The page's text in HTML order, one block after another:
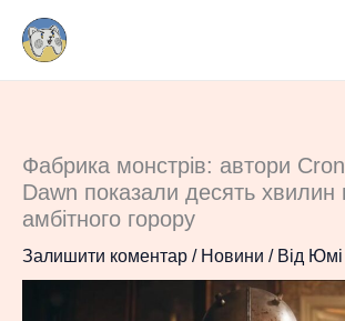
Перейти
вмісту
Фабрика монстрів: автори
Dawn показали десять
амбітного горору
Залишити коментар / Новини / Від Юмі